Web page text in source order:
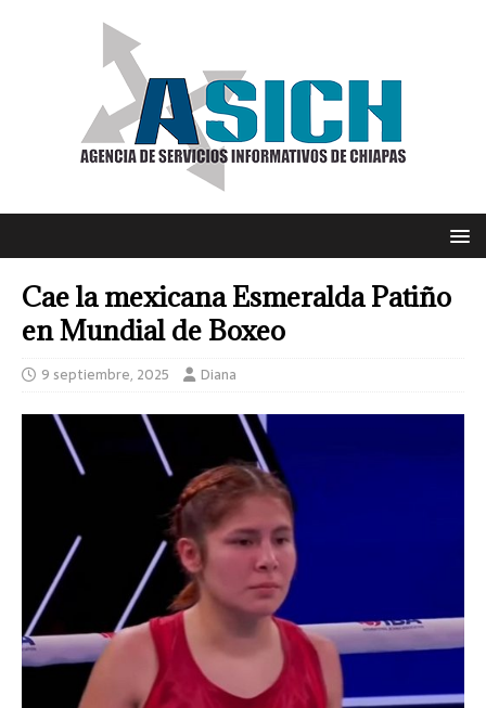
Cae la mexicana Esmeralda Patiño
en Mundial de Boxeo
9 septiembre, 2025 Diana